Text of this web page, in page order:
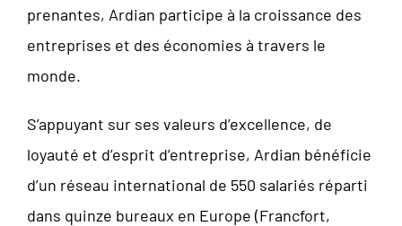
prenantes, Ardian participe à la croissance des
entreprises et des économies à travers le
monde.
S’appuyant sur ses valeurs d’excellence, de
loyauté et d’esprit d’entreprise, Ardian bénéficie
d’un réseau international de 550 salariés réparti
dans quinze bureaux en Europe (Francfort,